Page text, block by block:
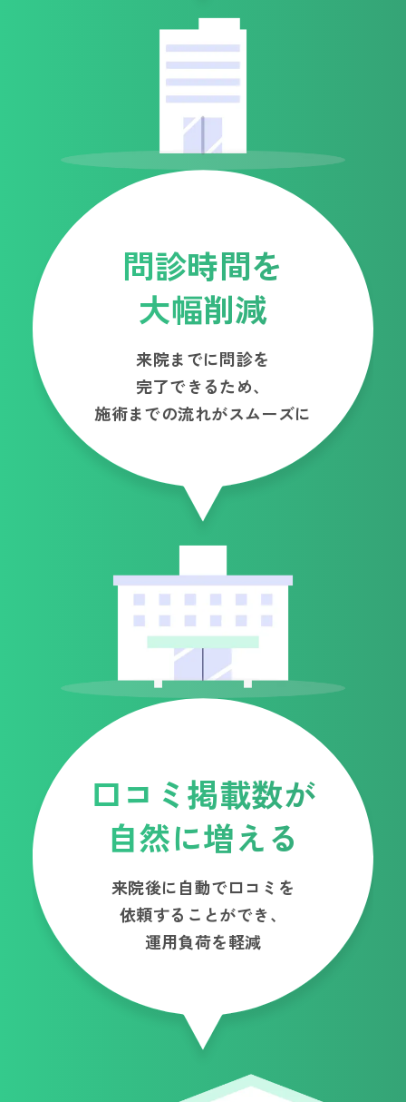
問診時間を
大幅削減
来院までに問診を
完了できるため、
施術までの流れがスムーズに
口コミ掲載数が
自然に増える
来院後に自動で口コミを
依頼することができ、
運用負荷を軽減